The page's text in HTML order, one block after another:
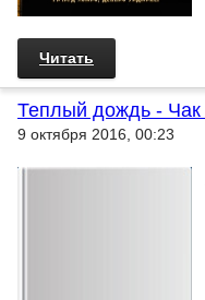
Читать
Теплый дождь -
9 октября 2016, 00:23